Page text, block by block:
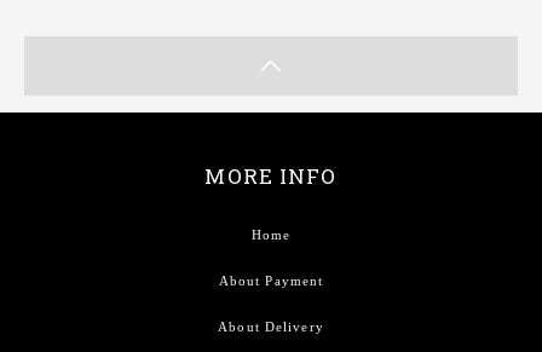
MORE INFO
Home
About Payment
About Delivery